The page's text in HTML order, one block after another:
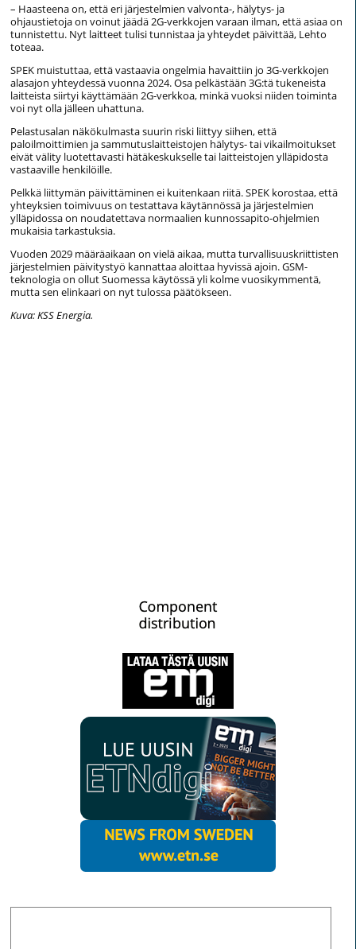
– Haasteena on, että eri järjestelmien valvonta-, hälytys- ja
ohjaustietoja on voinut jäädä 2G-verkkojen varaan ilman, että asiaa on
tunnistettu. Nyt laitteet tulisi tunnistaa ja yhteydet päivittää, Lehto
toteaa.
SPEK muistuttaa, että vastaavia ongelmia havaittiin jo 3G-verkkojen
alasajon yhteydessä vuonna 2024. Osa pelkästään 3G:tä tukeneista
laitteista siirtyi käyttämään 2G-verkkoa, minkä vuoksi niiden toiminta
voi nyt olla jälleen uhattuna.
Pelastusalan näkökulmasta suurin riski liittyy siihen, että
paloilmoittimien ja sammutuslaitteistojen hälytys- tai vikailmoitukset
eivät välity luotettavasti hätäkeskukselle tai laitteistojen ylläpidosta
vastaaville henkilöille.
Pelkkä liittymän päivittäminen ei kuitenkaan riitä. SPEK korostaa, että
yhteyksien toimivuus on testattava käytännössä ja järjestelmien
ylläpidossa on noudatettava normaalien kunnossapito-ohjelmien
mukaisia tarkastuksia.
Vuoden 2029 määräaikaan on vielä aikaa, mutta turvallisuuskriittisten
järjestelmien päivitystyö kannattaa aloittaa hyvissä ajoin. GSM-
teknologia on ollut Suomessa käytössä yli kolme vuosikymmentä,
mutta sen elinkaari on nyt tulossa päätökseen.
Kuva: KSS Energia.